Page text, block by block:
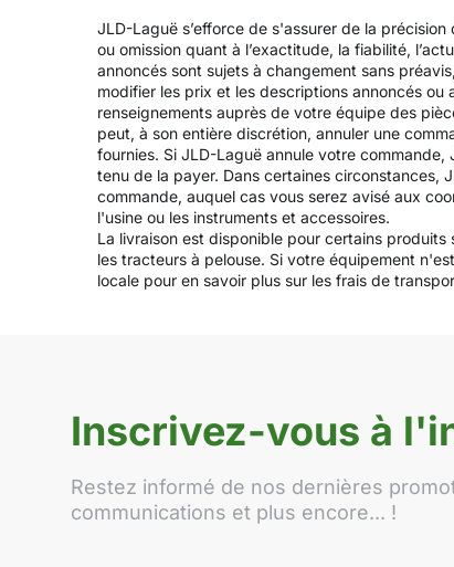
JLD-Laguë s’efforce de s'assurer de la
ou omission quant à l’exactitude, la fiabilité,
annoncés sont sujets à changement sans
modifier les prix et les descriptions annoncés
renseignements auprès de votre équipe des
peut, à son entière discrétion, annuler une
fournies. Si JLD-Laguë annule votre commande,
tenu de la payer. Dans certaines circonstances,
commande, auquel cas vous serez avisé aux
l'usine ou les instruments et accessoires.
La livraison est disponible pour certains
les tracteurs à pelouse. Si votre équipement
locale pour en savoir plus sur les frais de
Inscrivez-vous à
Restez informé de nos dernières
communications et plus encore... !